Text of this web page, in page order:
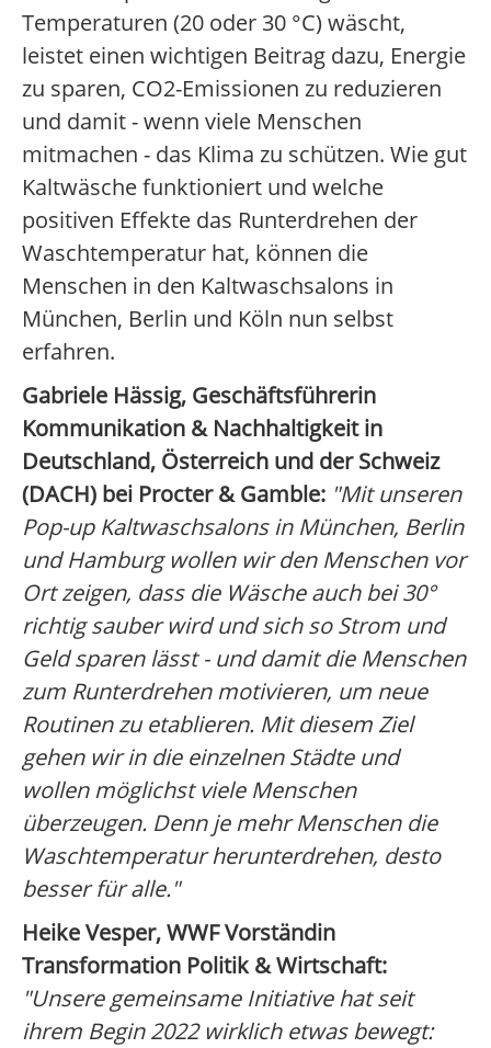
Temperaturen (20 oder 30 °C) wäscht,
leistet einen wichtigen Beitrag dazu, Energie
zu sparen, CO2-Emissionen zu reduzieren
und damit - wenn viele Menschen
mitmachen - das Klima zu schützen. Wie gut
Kaltwäsche funktioniert und welche
positiven Effekte das Runterdrehen der
Waschtemperatur hat, können die
Menschen in den Kaltwaschsalons in
München, Berlin und Köln nun selbst
erfahren.
Gabriele Hässig, Geschäftsführerin
Kommunikation & Nachhaltigkeit in
Deutschland, Österreich und der Schweiz
(DACH) bei Procter & Gamble: "Mit unseren
Pop-up Kaltwaschsalons in München, Berlin
und Hamburg wollen wir den Menschen vor
Ort zeigen, dass die Wäsche auch bei 30°
richtig sauber wird und sich so Strom und
Geld sparen lässt - und damit die Menschen
zum Runterdrehen motivieren, um neue
Routinen zu etablieren. Mit diesem Ziel
gehen wir in die einzelnen Städte und
wollen möglichst viele Menschen
überzeugen. Denn je mehr Menschen die
Waschtemperatur herunterdrehen, desto
besser für alle."
Heike Vesper, WWF Vorständin
Transformation Politik & Wirtschaft:
"Unsere gemeinsame Initiative hat seit
ihrem Begin 2022 wirklich etwas bewegt: